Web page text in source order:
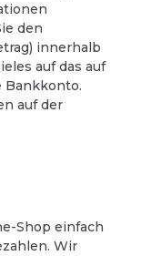
den
innerhalb
auf das auf
Bankkonto.
auf der
Shop einfach
Wir